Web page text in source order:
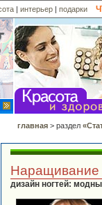
| интерьер | подарки
главная > раздел
Наращивание
дизайн ногтей: